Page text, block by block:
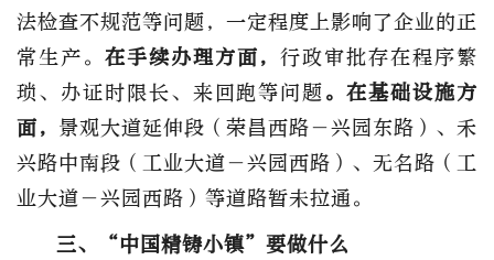
法检查不规范等问题，一定程度上影响了企业的正
常生产。 在手续办理方面，行政审批存在程序繁
琐、办证时限长、来回跑等问题。在基础设施方
面， 景观大道延伸段（荣昌西路－兴园东路）、禾
兴路中南段（工业大道－兴园西路）、无名路（工
业大道－兴园西路）等道路暂未拉通。
三、“中国精铸小镇”要做什么